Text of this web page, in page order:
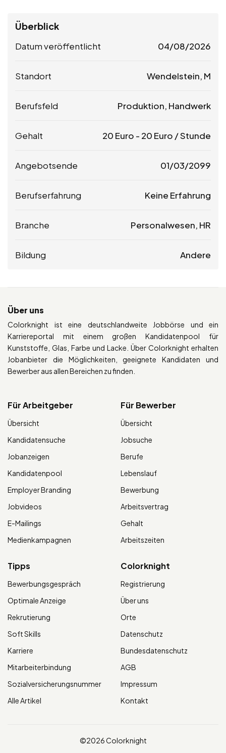
Überblick
Datum veröffentlicht 04/08/2026
Standort Wendelstein, M
Berufsfeld Produktion, Handwerk
Gehalt 20 Euro - 20 Euro / Stunde
Angebotsende 01/03/2099
Berufserfahrung Keine Erfahrung
Branche Personalwesen, HR
Bildung Andere
Über uns
Colorknight ist eine deutschlandweite Jobbörse und ein
Karriereportal mit einem großen Kandidatenpool für
Kunststoffe, Glas, Farbe und Lacke. Über Colorknight erhalten
Jobanbieter die Möglichkeiten, geeignete Kandidaten und
Bewerber aus allen Bereichen zu finden.
Für Arbeitgeber
Übersicht
Kandidatensuche
Jobanzeigen
Kandidatenpool
Employer Branding
Jobvideos
E-Mailings
Medienkampagnen
Für Bewerber
Übersicht
Jobsuche
Berufe
Lebenslauf
Bewerbung
Arbeitsvertrag
Gehalt
Arbeitszeiten
Tipps
Bewerbungsgespräch
Optimale Anzeige
Rekrutierung
Soft Skills
Karriere
Mitarbeiterbindung
Sozialversicherungsnummer
Alle Artikel
Colorknight
Registrierung
Über uns
Orte
Datenschutz
Bundesdatenschutz
AGB
Impressum
Kontakt
©2026 Colorknight